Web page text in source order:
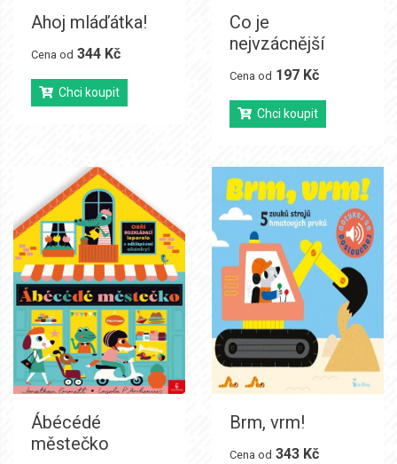
Ahoj mláďátka!
Cena od 344 Kč
Chci koupit
Co je
nejvzácnější
Cena od 197 Kč
Chci koupit
Ábécédé
městečko
Brm, vrm!
Cena od 343 Kč